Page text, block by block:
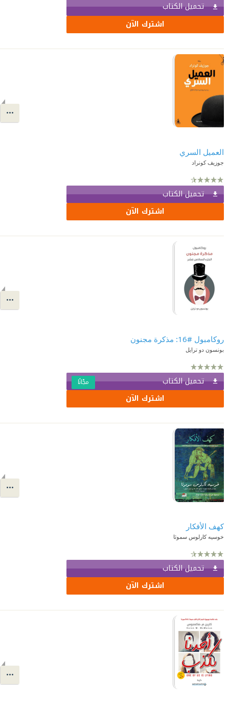
تحميل الكتاب
اشترك الآن
العميل السري
جوزيف كونراد
تحميل الكتاب
اشترك الآن
روكامبول #16: مذكرة مجنون
بونسون دو ترايل
تحميل الكتاب مجّانًا
اشترك الآن
كهف الأفكار
خوسيه كارلوس سموثا
تحميل الكتاب
اشترك الآن